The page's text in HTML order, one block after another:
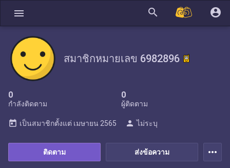
menu search account_circle
สมาชิกหมายเลข 6982896
0
กำลังติดตาม
0
ผู้ติดตาม
ส่งข้อความ
ติดตาม
today เป็นสมาชิกตั้งแต่ เมษายน 2565 person ไม่ระบุ
more_horiz